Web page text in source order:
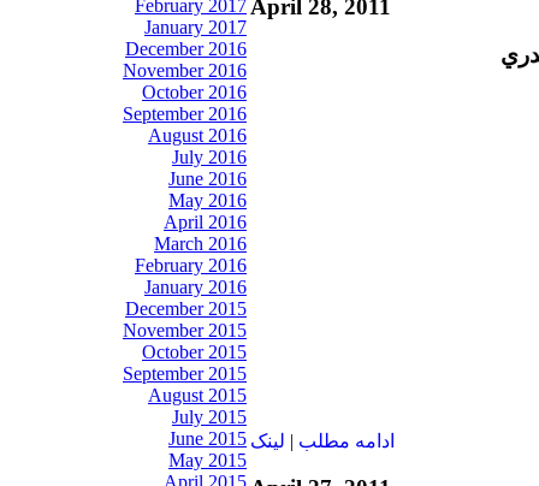
February 2017
January 2017
December 2016
November 2016
October 2016
September 2016
August 2016
July 2016
June 2016
May 2016
April 2016
March 2016
February 2016
January 2016
December 2015
November 2015
October 2015
September 2015
August 2015
July 2015
June 2015
May 2015
April 2015
April 28, 2011
ادامه مطلب | لينک